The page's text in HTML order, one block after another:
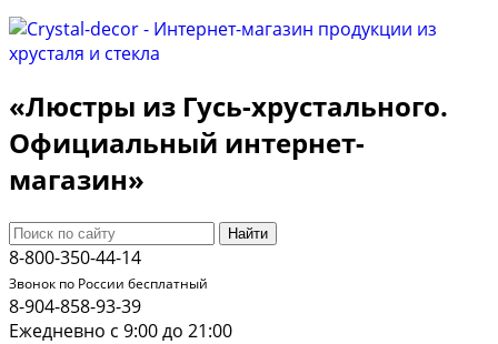
«Люстры из Гусь-хрустального.
Официальный интернет-
магазин»
Найти
8-800-350-44-14
Звонок по России бесплатный
8-904-858-93-39
Ежедневно с 9:00 до 21:00